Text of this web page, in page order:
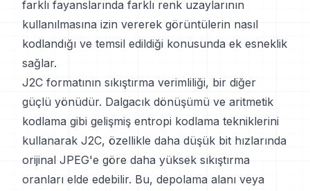
farklı fayanslarında farklı renk uzaylarının
kullanılmasına izin vererek görüntülerin nasıl
kodlandığı ve temsil edildiği konusunda ek esneklik
sağlar.
J2C formatının sıkıştırma verimliliği, bir diğer
güçlü yönüdür. Dalgacık dönüşümü ve aritmetik
kodlama gibi gelişmiş entropi kodlama tekniklerini
kullanarak J2C, özellikle daha düşük bit hızlarında
orijinal JPEG'e göre daha yüksek sıkıştırma
oranları elde edebilir. Bu, depolama alanı veya